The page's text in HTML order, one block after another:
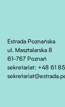
Estrada Poznańska
ul. Masztalarska 8
61-767 Poznań
sekretariat: +48 61